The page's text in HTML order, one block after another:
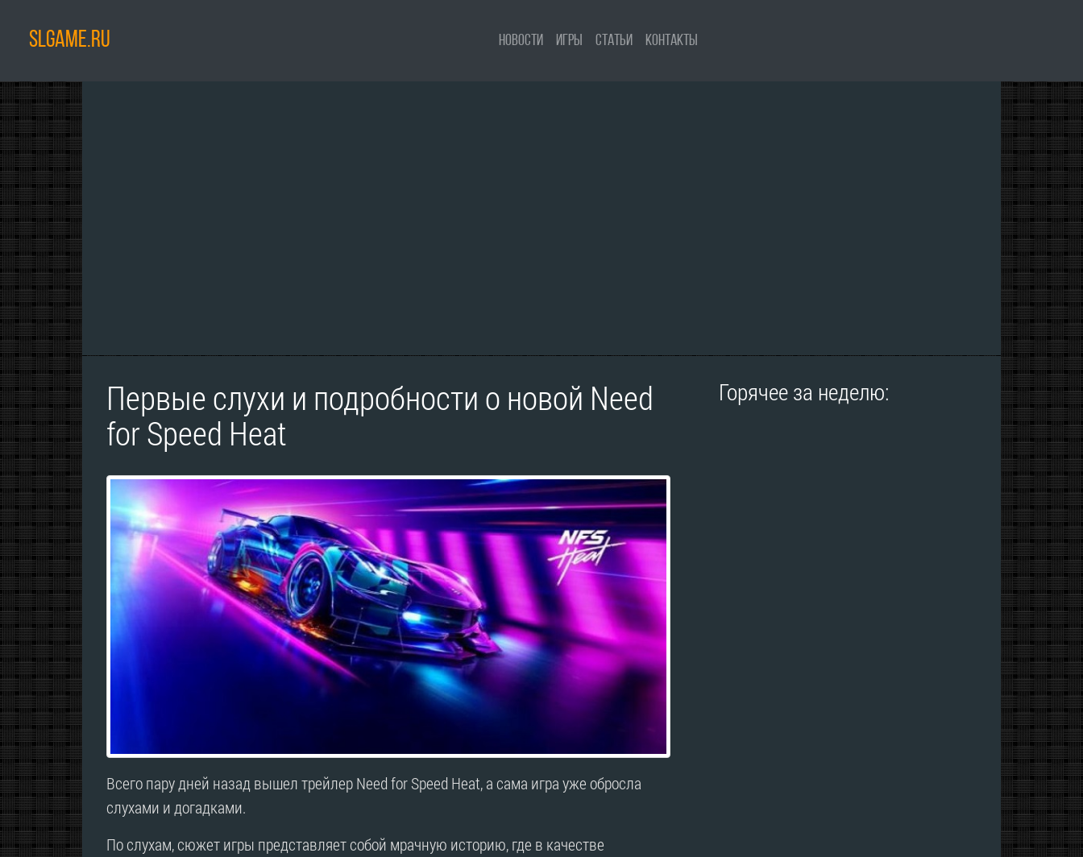
SLGAME.RU Новости Игры Статьи Контакты
Первые слухи и подробности о новой Need
for Speed Heat
Всего пару дней назад вышел трейлер Need for Speed Heat, а сама игра уже обросла
слухами и догадками.
По слухам, сюжет игры представляет собой мрачную историю, где в качестве
Горячее за неделю: